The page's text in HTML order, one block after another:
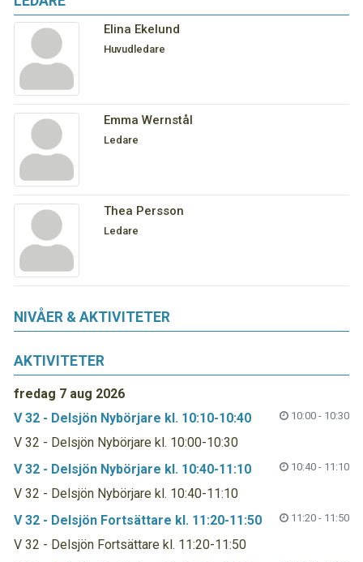
Elina Ekelund
Huvudledare
Emma Wernstål
Ledare
Thea Persson
Ledare
NIVÅER & AKTIVITETER
AKTIVITETER
fredag 7 aug 2026
V 32 - Delsjön Nybörjare kl. 10:10-10:40
10:00 - 10:30
V 32 - Delsjön Nybörjare kl. 10:00-10:30
V 32 - Delsjön Nybörjare kl. 10:40-11:10
10:40 - 11:10
V 32 - Delsjön Nybörjare kl. 10:40-11:10
V 32 - Delsjön Fortsättare kl. 11:20-11:50
11:20 - 11:50
V 32 - Delsjön Fortsättare kl. 11:20-11:50